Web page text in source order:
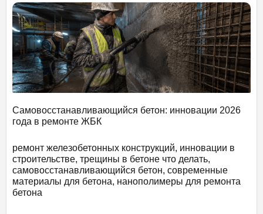
Самовосстанавливающийся бетон: инновации 2026
года в ремонте ЖБК
ремонт железобетонных конструкций, инновации в
строительстве, трещины в бетоне что делать,
самовосстанавливающийся бетон, современные
материалы для бетона, нанополимеры для ремонта
бетона